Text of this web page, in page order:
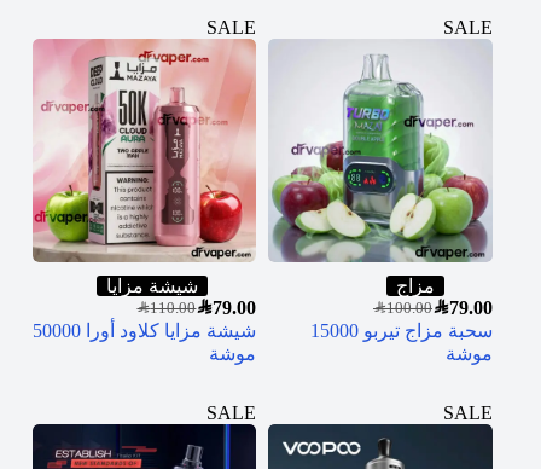
SALE
مزاج
SAR100.00SAR79.00
سحبة مزاج تيربو 15000
موشة
SALE
شيشة مزايا
SAR110.00SAR79.00
شيشة مزايا كلاود أورا 50000
موشة
SALE
SALE